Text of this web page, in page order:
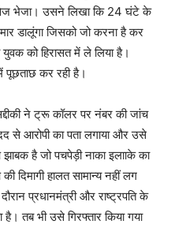
भेजा। उसने लिखा कि 24 घंटे के
डालूंगा जिसको जो करना है कर
को हिरासत में ले लिया है।
पूछताछ कर रही है।
ने ट्रू कॉलर पर नंबर की जांच
से आरोपी का पता लगाया और उसे
है जो पचपेड़ी नाका इलााके का
दिमागी हालत सामान्य नहीं लग
प्रधानमंत्री और राष्ट्रपति के
तब भी उसे गिरफ्तार किया गया